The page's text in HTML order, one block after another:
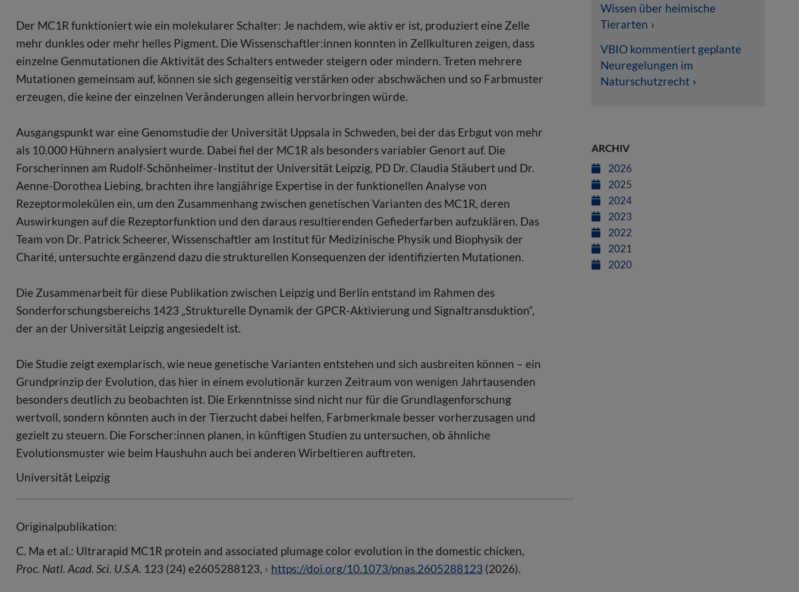
Der MC1R funktioniert wie ein molekularer Schalter: Je nachdem, wie aktiv er ist, produziert eine Zelle
mehr dunkles oder mehr helles Pigment. Die Wissenschaftler:innen konnten in Zellkulturen zeigen, dass
einzelne Genmutationen die Aktivität des Schalters entweder steigern oder mindern. Treten mehrere
Mutationen gemeinsam auf, können sie sich gegenseitig verstärken oder abschwächen und so Farbmuster
erzeugen, die keine der einzelnen Veränderungen allein hervorbringen würde.
Ausgangspunkt war eine Genomstudie der Universität Uppsala in Schweden, bei der das Erbgut von mehr
als 10.000 Hühnern analysiert wurde. Dabei fiel der MC1R als besonders variabler Genort auf. Die
Forscherinnen am Rudolf-Schönheimer-Institut der Universität Leipzig, PD Dr. Claudia Stäubert und Dr.
Aenne-Dorothea Liebing, brachten ihre langjährige Expertise in der funktionellen Analyse von
Rezeptormolekülen ein, um den Zusammenhang zwischen genetischen Varianten des MC1R, deren
Auswirkungen auf die Rezeptorfunktion und den daraus resultierenden Gefiederfarben aufzuklären. Das
Team von Dr. Patrick Scheerer, Wissenschaftler am Institut für Medizinische Physik und Biophysik der
Charité, untersuchte ergänzend dazu die strukturellen Konsequenzen der identifizierten Mutationen.
Die Zusammenarbeit für diese Publikation zwischen Leipzig und Berlin entstand im Rahmen des
Sonderforschungsbereichs 1423 „Strukturelle Dynamik der GPCR-Aktivierung und Signaltransduktion“,
der an der Universität Leipzig angesiedelt ist.
Die Studie zeigt exemplarisch, wie neue genetische Varianten entstehen und sich ausbreiten können – ein
Grundprinzip der Evolution, das hier in einem evolutionär kurzen Zeitraum von wenigen Jahrtausenden
besonders deutlich zu beobachten ist. Die Erkenntnisse sind nicht nur für die Grundlagenforschung
wertvoll, sondern könnten auch in der Tierzucht dabei helfen, Farbmerkmale besser vorherzusagen und
gezielt zu steuern. Die Forscher:innen planen, in künftigen Studien zu untersuchen, ob ähnliche
Evolutionsmuster wie beim Haushuhn auch bei anderen Wirbeltieren auftreten.
Universität Leipzig
Originalpublikation:
C. Ma et al.: Ultrarapid MC1R protein and associated plumage color evolution in the domestic chicken,
Proc. Natl. Acad. Sci. U.S.A. 123 (24) e2605288123, https://doi.org/10.1073/pnas.2605288123 (2026).
Wissen über heimische
Tierarten
VBIO kommentiert geplante
Neuregelungen im
Naturschutzrecht
ARCHIV
2026
2025
2024
2023
2022
2021
2020